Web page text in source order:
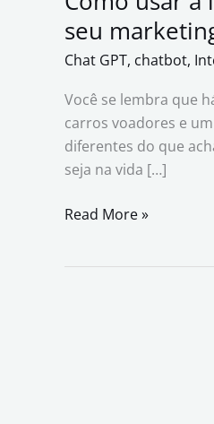
seu
Chat GPT, chatbot,
Você se lembra que
carros voadores e
diferentes do que
seja na vida […]
Read More »